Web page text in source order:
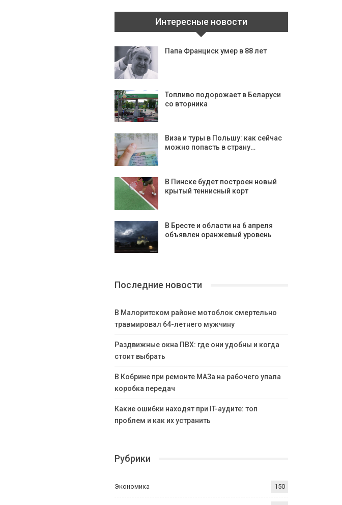
Интересные новости
Папа Франциск умер в 88 лет
Топливо подорожает в Беларуси
со вторника
Виза и туры в Польшу: как сейчас
можно попасть в страну…
В Пинске будет построен новый
крытый теннисный корт
В Бресте и области на 6 апреля
объявлен оранжевый уровень
Последние новости
В Малоритском районе мотоблок смертельно
травмировал 64-летнего мужчину
Раздвижные окна ПВХ: где они удобны и когда
стоит выбрать
В Кобрине при ремонте МАЗа на рабочего упала
коробка передач
Какие ошибки находят при IT-аудите: топ
проблем и как их устранить
Рубрики
Экономика 150